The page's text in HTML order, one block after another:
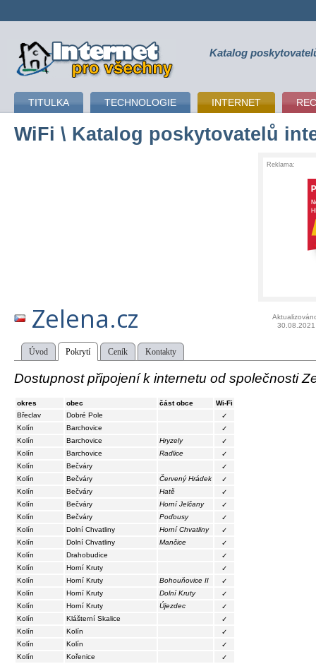
připojení k internetu Katalog
TITULKA TECHNOLOGIE INTERNET
WiFi \ Katalog poskytovatelů
Reklama:
Zelena.cz
30.08.2021
Úvod Pokrytí Ceník Kontakty
Dostupnost připojení k internetu od společnosti
okres obec část obce
Wi-Fi
Břeclav
Dobré Pole
✓
Kolín
Barchovice
✓
Kolín
Barchovice Hryzely
✓
Kolín
Barchovice Radlice
✓
Kolín
Bečváry
✓
Kolín
Bečváry Červený Hrádek
✓
Kolín
Bečváry Hatě
✓
Kolín
Bečváry Horní Jelčany
✓
Kolín
Bečváry Poďousy
✓
Kolín
Dolní Chvatliny Horní Chvatliny
✓
Kolín
Dolní Chvatliny Mančice
✓
Kolín
Drahobudice
✓
Kolín
Horní Kruty
✓
Kolín
Horní Kruty Bohouňovice II
✓
Kolín
Horní Kruty Dolní Kruty
✓
Kolín
Horní Kruty Újezdec
✓
Kolín
Klášterní Skalice
✓
Kolín
Kolín
✓
Kolín
Kolín
✓
Kolín
Kořenice
✓